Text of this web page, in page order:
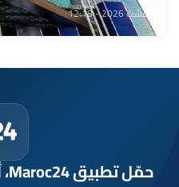
حمّل تطبيق Maroc24، أخبار المغرب تصلك أولاً